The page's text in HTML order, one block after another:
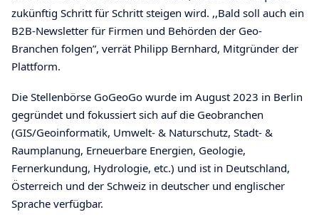
zukünftig Schritt für Schritt steigen wird. ,,Bald soll auch ein
B2B-Newsletter für Firmen und Behörden der Geo-
Branchen folgen”, verrät Philipp Bernhard, Mitgründer der
Plattform.
Die Stellenbörse GoGeoGo wurde im August 2023 in Berlin
gegründet und fokussiert sich auf die Geobranchen
(GIS/Geoinformatik, Umwelt- & Naturschutz, Stadt- &
Raumplanung, Erneuerbare Energien, Geologie,
Fernerkundung, Hydrologie, etc.) und ist in Deutschland,
Österreich und der Schweiz in deutscher und englischer
Sprache verfügbar.